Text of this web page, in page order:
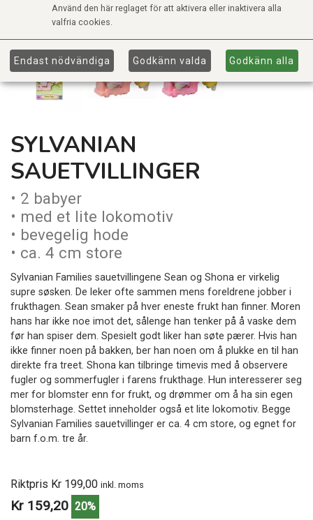
SYLVANIAN
SAUETVILLINGER
• 2 babyer
• med et lite lokomotiv
• bevegelig hode
• ca. 4 cm store
Sylvanian Families sauetvillingene Sean og Shona er virkelig
supre søsken. De leker ofte sammen mens foreldrene jobber i
frukthagen. Sean smaker på hver eneste frukt han finner. Moren
hans har ikke noe imot det, sålenge han tenker på å vaske dem
før han spiser dem. Spesielt godt liker han søte pærer. Hvis han
ikke finner noen på bakken, ber han noen om å plukke en til han
direkte fra treet. Shona kan tilbringe timevis med å observere
fugler og sommerfugler i farens frukthage. Hun interesserer seg
mer for blomster enn for frukt, og drømmer om å ha sin egen
blomsterhage. Settet inneholder også et lite lokomotiv. Begge
Sylvanian Families sauetvillinger er ca. 4 cm store, og egnet for
barn f.o.m. tre år.
Riktpris Kr 199,00 inkl. moms
Kr 159,20 20%
Använd den här reglaget för att aktivera eller inaktivera alla
valfria cookies.
Endast nödvändiga Godkänn valda Godkänn alla